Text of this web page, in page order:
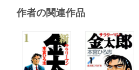
作者の関連作品